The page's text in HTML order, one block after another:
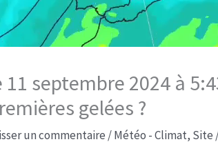
11 septembre 2024 à
gelées ?
un commentaire /Météo - Climat, Site